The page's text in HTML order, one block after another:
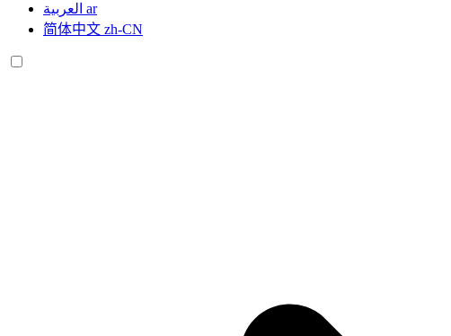
العربية ar
简体中文 zh-CN